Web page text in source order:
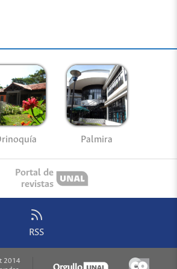
Palmira
Portal de
revistas
RSS
2014